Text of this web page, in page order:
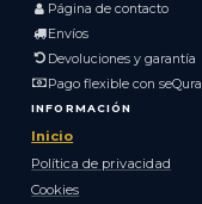
Página de contacto
Envíos
Devoluciones y garantía
Pago flexible con seQura
INFORMACIÓN
Inicio
Política de privacidad
Cookies